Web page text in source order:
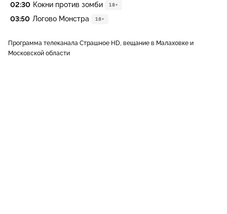
02:30 Кокни против зомби 18+
03:50 Логово Монстра 18+
Программа телеканала Страшное HD, вещание в Малаховке и
Московской области